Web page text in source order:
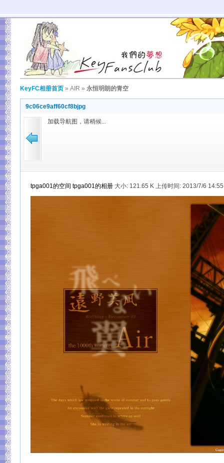
KeyFC相册首页 » AIR » 永恒明朗的青空
9c06ce9aff60cf8bjpg
加载导航图，请稍候...
tpga001的空间 tpga001的相册 大小: 121.65 K 上传时间: 2013/7/6